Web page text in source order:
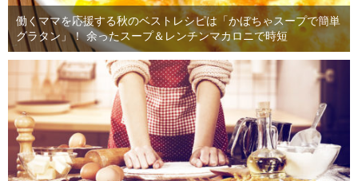
働くママを応援する秋のベストレシピは「かぼちゃスープで簡単
グラタン」！ 余ったスープ＆レンチンマカロニで時短